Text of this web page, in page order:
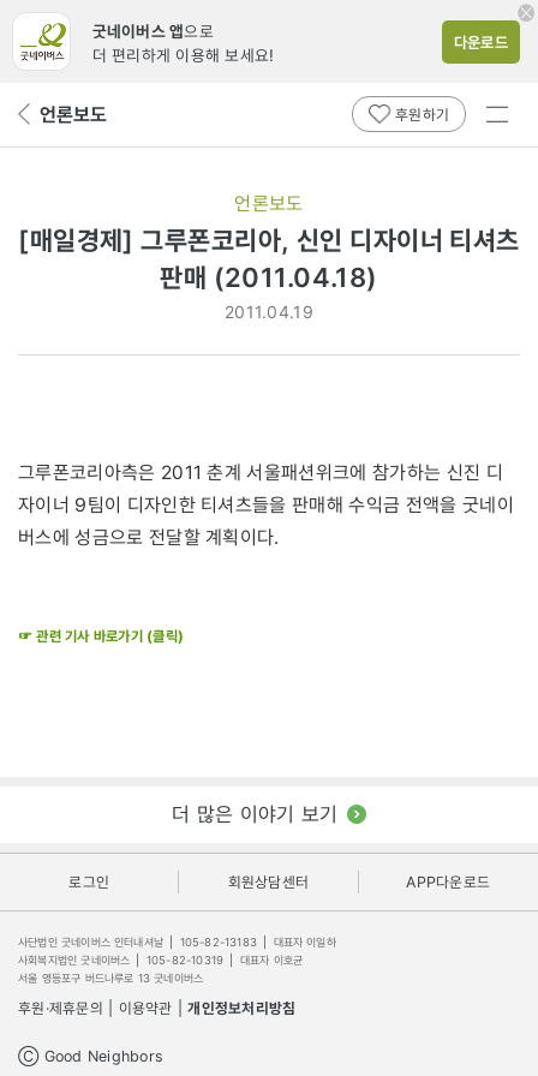
굿네이버스 앱으로
더 편리하게 이용해 보세요!
다운로드
뒤 언론보도 후원하기
전체
언론보도
[매일경제] 그루폰코리아, 신인 디자이너 티셔츠
판매 (2011.04.18)
2011.04.19
그루폰코리아측은 2011 춘계 서울패션위크에 참가하는 신진 디
자이너 9팀이 디자인한 티셔츠들을 판매해 수익금 전액을 굿네이
버스에 성금으로 전달할 계획이다.
☞ 관련 기사 바로가기 (클릭)
더 많은 이야기 보기
로그인 회원상담센터 APP다운로드
사단법인 굿네이버스 인터내셔날 105-82-13183
대표자 이일하
사회복지법인 굿네이버스
105-82-10319
대표자 이호균
서울 영등포구 버드나루로 13 굿네이버스
후원·제휴문의 이용약관 개인정보처리방침
Ⓒ Good Neighbors